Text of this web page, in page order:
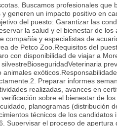
Buscamos profesionales que
generen un impacto positivo en
del puesto: Garantizar las
la salud y el bienestar de los
compañía y especialistas de
de Petco Zoo.Requisitos del
con disponibilidad de viajar a
Preparar informes
realizadas, avances en
sobre el bienestar de
planogramas (distribución
técnicos de los candidatos
Supervisar el proceso de apertura